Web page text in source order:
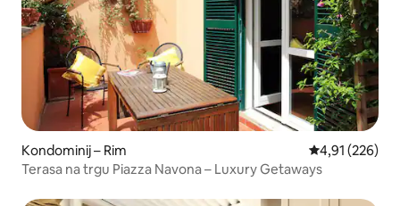
Kondominij – Rim Prosječna
4,91 (226)
Terasa na trgu Piazza Navona – Luxury Getaways